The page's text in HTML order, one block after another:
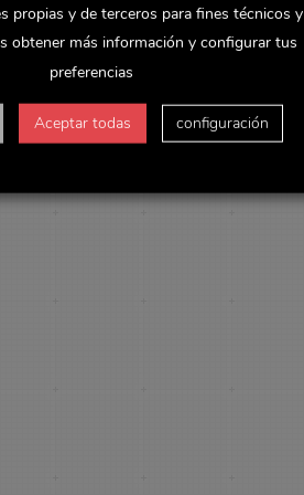
propias y de terceros para fines técnicos y
obtener más información y configurar tus
preferencias
Aceptar todas configuración